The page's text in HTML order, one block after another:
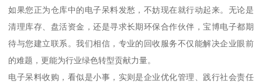
如果您正为仓库中的电子呆料发愁，不妨现在就行动起来。无论是
清理库存、盘活资金，还是寻求长期环保合作伙伴，宝博电子都期
待与您建立联系。我们相信，专业的回收服务不仅能解决企业眼前
的难题，更能为行业绿色转型贡献力量。
电子呆料收购，看似是小事，实则是企业优化管理、践行社会责任